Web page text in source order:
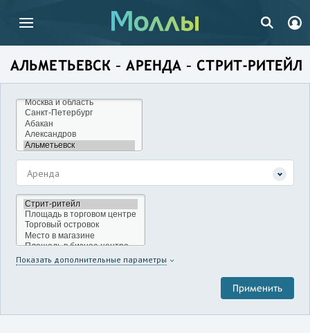
АЛЬМЕТЬЕВСК – АРЕНДА – СТРИТ-РИТЕЙЛ
Аренда
Показать дополнительные параметры